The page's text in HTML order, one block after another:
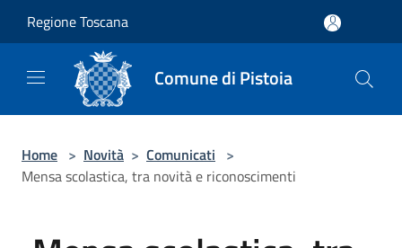
Regione Toscana
Comune di Pistoia
Home > Novità > Comunicati >
Mensa scolastica, tra novità e riconoscimenti